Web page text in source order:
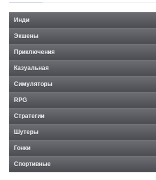
Сталкер: Call of Pripyat
Инди
Экшены
Приключения
Казуальная
Симуляторы
RPG
Стратегии
Шутеры
Гонки
Спортивные